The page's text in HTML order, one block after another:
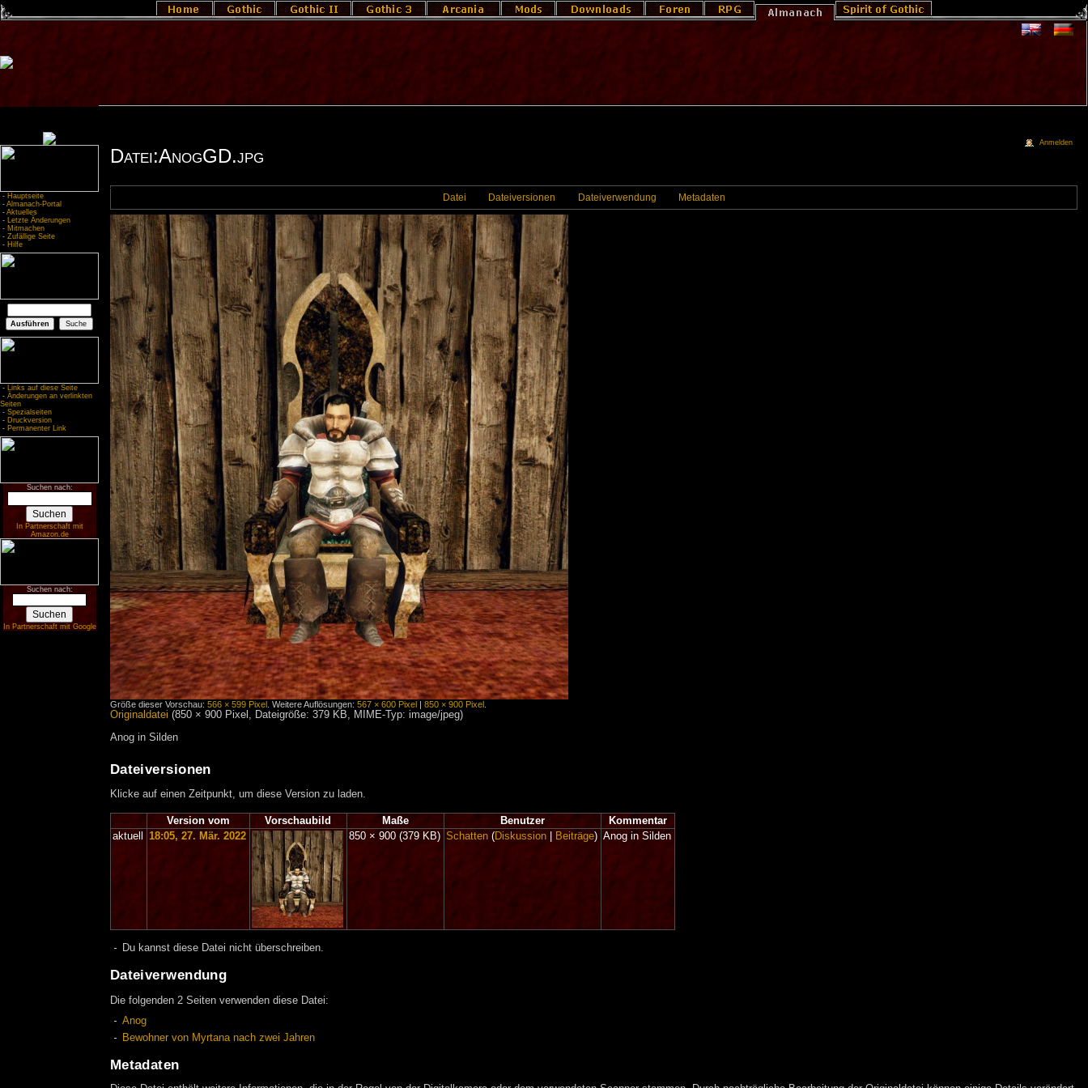
- Hauptseite
- Almanach-Portal
- Aktuelles
- Letzte Änderungen
- Mitmachen
- Zufällige Seite
- Hilfe
- Links auf diese Seite
- Änderungen an verlinkten
Seiten
- Spezialseiten
- Druckversion
- Permanenter Link
Suchen nach:
In Partnerschaft mit
Amazon.de
Suchen nach:
In Partnerschaft mit Google
Datei:AnogGD.jpg
Datei Dateiversionen Dateiverwendung Metadaten
Größe dieser Vorschau: 566 × 599 Pixel. Weitere Auflösungen: 567 × 600 Pixel| 850 × 900 Pixel.
Originaldatei (850 × 900 Pixel, Dateigröße: 379 KB, MIME-Typ: image/jpeg)
Anog in Silden
Dateiversionen
Klicke auf einen Zeitpunkt, um diese Version zu laden.
Version vom Vorschaubild Maße Benutzer
Kommentar
aktuell
18:05, 27. Mär. 2022 850 × 900(379 KB) Schatten (Diskussion Beiträge) Anog in Silden
Du kannst diese Datei nicht überschreiben.
Dateiverwendung
Die folgenden 2 Seiten verwenden diese Datei:
Anog
Bewohner von Myrtana nach zwei Jahren
Metadaten
Anmelden